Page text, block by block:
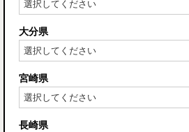
大分県
宮崎県
長崎県